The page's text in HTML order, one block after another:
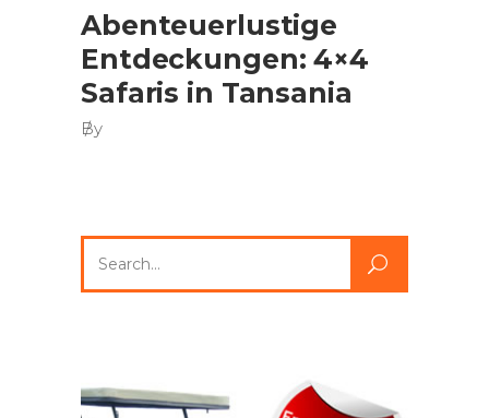
Abenteuerlustige
Entdeckungen: 4×4
Safaris in Tansania
By
for: